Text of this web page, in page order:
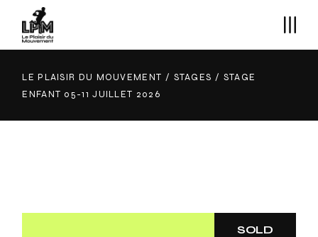
content
LE PLAISIR DU MOUVEMENT STAGES
STAGE
ENFANT 05-11 JUILLET 2026
SOLD